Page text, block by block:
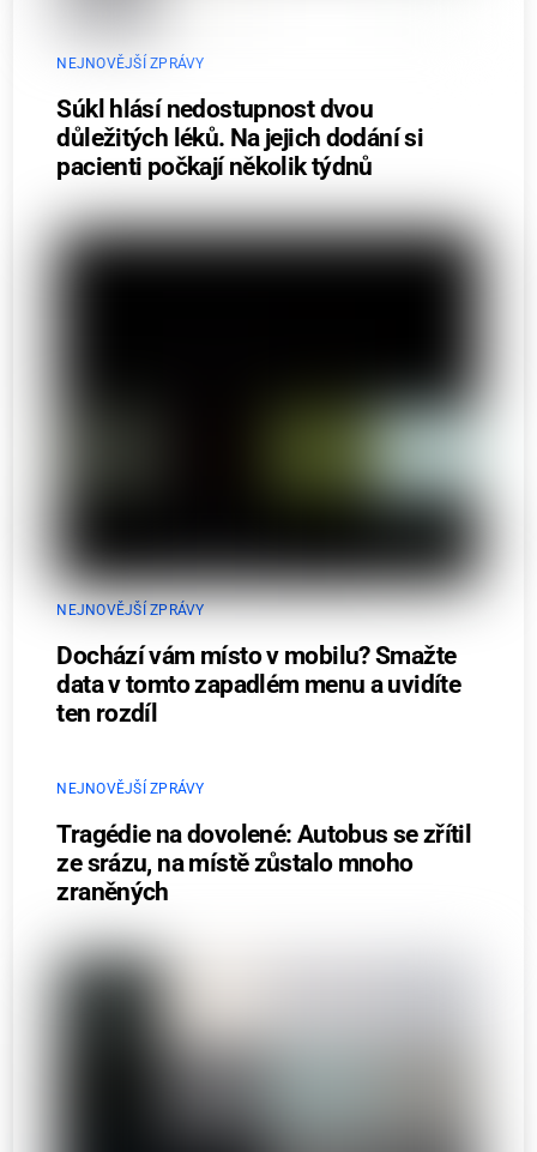
NEJNOVĚJŠÍ ZPRÁVY
Súkl hlásí nedostupnost dvou
důležitých léků. Na jejich dodání si
pacienti počkají několik týdnů
NEJNOVĚJŠÍ ZPRÁVY
Dochází vám místo v mobilu? Smažte
data v tomto zapadlém menu a uvidíte
ten rozdíl
NEJNOVĚJŠÍ ZPRÁVY
Tragédie na dovolené: Autobus se zřítil
ze srázu, na místě zůstalo mnoho
zraněných